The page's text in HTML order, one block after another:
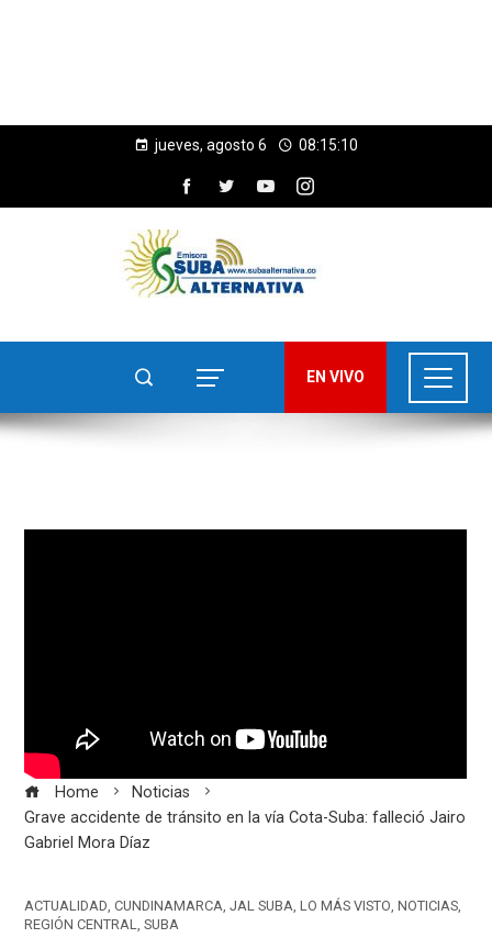
jueves, agosto 6 08:15:12
EN VIVO
Home
Noticias
Grave accidente de tránsito en la vía Cota-Suba: falleció Jairo
Gabriel Mora Díaz
ACTUALIDAD,CUNDINAMARCA,JAL SUBA,LO MÁS VISTO,NOTICIAS,
REGIÓN CENTRAL,SUBA